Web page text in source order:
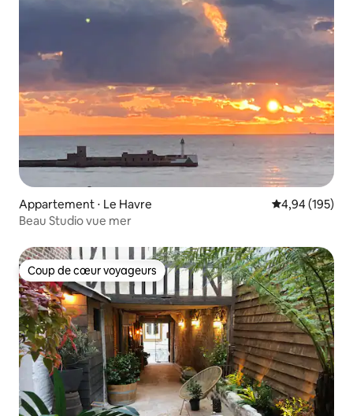
Appartement ⋅ Le Havre Évaluation
4,94 (195)
Beau Studio vue mer
Coup de cœur voyageurs
Coup de cœur voyageurs